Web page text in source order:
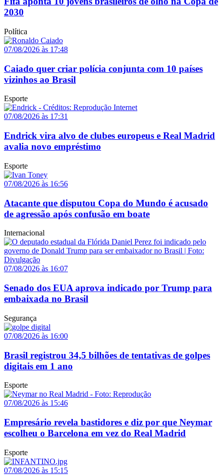
2030
Política
07/08/2026 às 17:48
Caiado quer criar polícia conjunta com 10 países
vizinhos ao Brasil
Esporte
07/08/2026 às 17:31
Endrick vira alvo de clubes europeus e Real Madrid
avalia novo empréstimo
Esporte
07/08/2026 às 16:56
Atacante que disputou Copa do Mundo é acusado
de agressão após confusão em boate
Internacional
07/08/2026 às 16:07
Senado dos EUA aprova indicado por Trump para
embaixada no Brasil
Segurança
07/08/2026 às 16:00
Brasil registrou 34,5 bilhões de tentativas de golpes
digitais em 1 ano
Esporte
07/08/2026 às 15:46
Empresário revela bastidores e diz por que Neymar
escolheu o Barcelona em vez do Real Madrid
Esporte
07/08/2026 às 15:15